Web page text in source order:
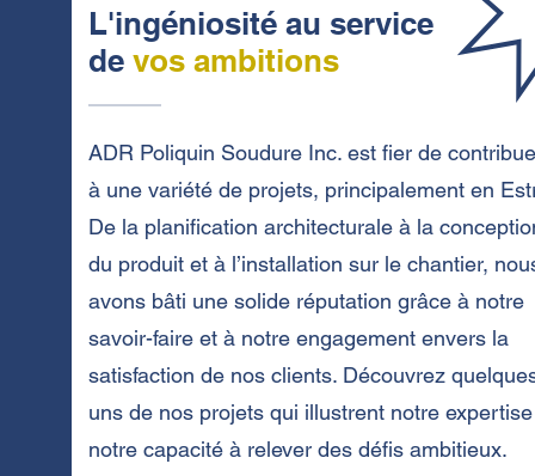
L'ingéniosité au service
de vos ambitions
ADR Poliquin Soudure Inc. est fier de
à une variété de projets, principalement en
De la planification architecturale à la
du produit et à l’installation sur le chantier,
avons bâti une solide réputation grâce à notre
savoir-faire et à notre engagement envers la
satisfaction de nos clients. Découvrez
uns de nos projets qui illustrent notre
notre capacité à relever des défis ambitieux.